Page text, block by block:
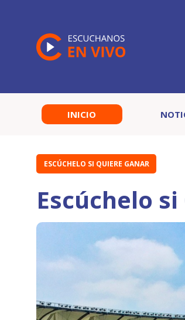
INICIO
ESCÚCHELO SI QUIERE GANAR
Escúchelo